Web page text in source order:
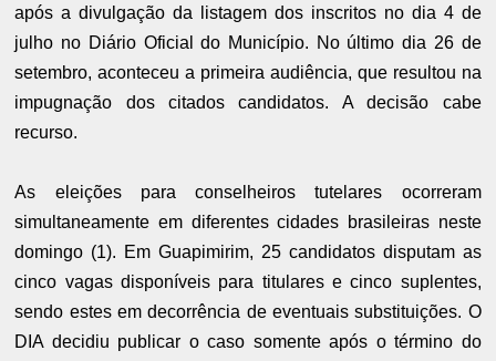
após a divulgação da listagem dos inscritos no dia 4 de
julho no Diário Oficial do Município. No último dia 26 de
setembro, aconteceu a primeira audiência, que resultou na
impugnação dos citados candidatos. A decisão cabe
recurso.
As eleições para conselheiros tutelares ocorreram
simultaneamente em diferentes cidades brasileiras neste
domingo (1). Em Guapimirim, 25 candidatos disputam as
cinco vagas disponíveis para titulares e cinco suplentes,
sendo estes em decorrência de eventuais substituições. O
DIA decidiu publicar o caso somente após o término do